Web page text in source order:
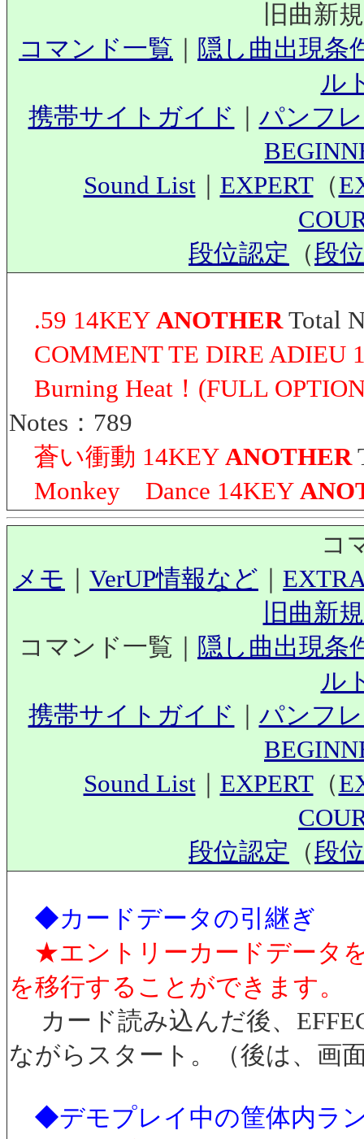
旧曲新
コマンド一覧
隠し曲出現条
ル
携帯サイトガイド
パンフ
Sound List｜ EXPERT（
段位認定 （段
.59 14KEY ANOTHERTotal
COMMENT TE DIRE ADIEU
Burning Heat！(FULL
Notes：789
蒼い衝動 14KEY ANOTHER
Monkey Dance 14KEY
コ
メモ
VerUP情報など
旧曲新
コマンド一覧｜
隠し曲出現条
ル
携帯サイトガイド
パンフ
Sound List｜ EXPERT（
段位認定 （段
◆カードデータの引継ぎ
★エントリーカードデータ
を移行することができます。
カード読み込んだ後、
ながらスタート。（後は、画
◆デモプレイ中の筐体内ラ